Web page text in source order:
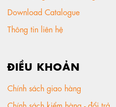
Download Catalogue
Thông tin liên hệ
ĐIỀU KHOẢN
Chính sách giao hàng
Chính sách kiểm hàng - đổi trả